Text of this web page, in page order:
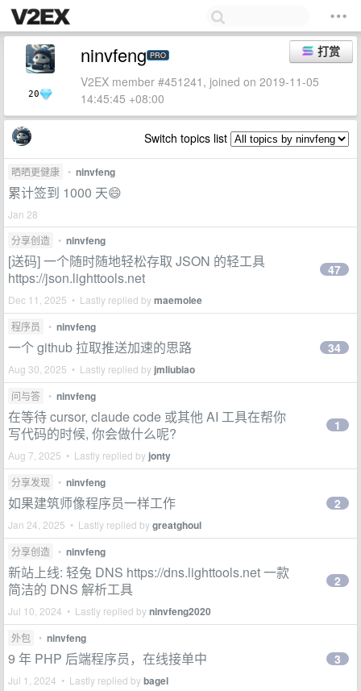
20
打赏
ninvfeng PRO
V2EX member #451241, joined on 2019-11-05
14:45:45 +08:00
Switch topics list
晒晒更健康 • ninvfeng
累计签到 1000 天😄
Jan 28
分享创造
• ninvfeng
[送码] 一个随时随地轻松存取 JSON 的轻工具
https://json.lighttools.net
Dec 11, 2025 • Lastly replied bymaemolee
47
程序员 • ninvfeng
一个 github 拉取推送加速的思路
Aug 30, 2025 • Lastly replied by jmliubiao
34
问与答 • ninvfeng
在等待 cursor, claude code 或其他 AI 工具在帮你
写代码的时候, 你会做什么呢?
Aug 7, 2025 • Lastly replied by jonty
1
分享发现 • ninvfeng
如果建筑师像程序员一样工作
Jan 24, 2025 • Lastly replied bygreatghoul
2
分享创造 • ninvfeng
新站上线: 轻兔 DNS https://dns.lighttools.net 一款
简洁的 DNS 解析工具
Jul 10, 2024 • Lastly replied byninvfeng2020
2
外包 • ninvfeng
9 年 PHP 后端程序员，在线接单中
Jul 1, 2024 • Lastly replied bybagel
3